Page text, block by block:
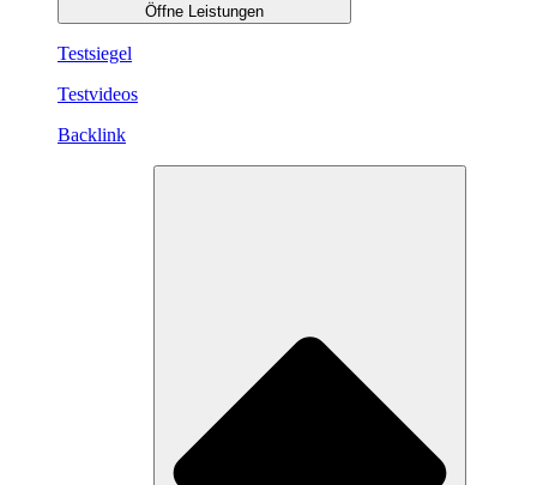
Öffne Leistungen
Testsiegel
Testvideos
Backlink